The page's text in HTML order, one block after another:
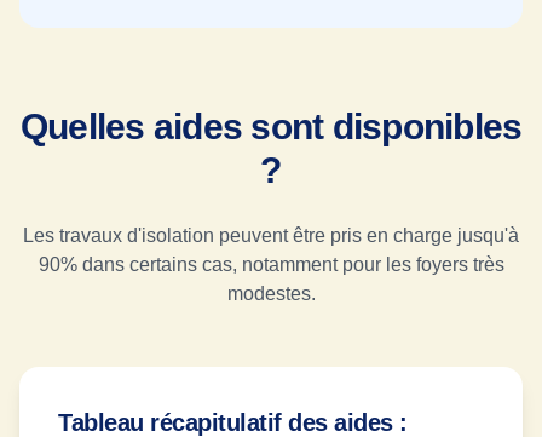
Quelles aides sont disponibles
?
Les travaux d'isolation peuvent être pris en charge jusqu'à
90% dans certains cas, notamment pour les foyers très
modestes.
Tableau récapitulatif des aides :